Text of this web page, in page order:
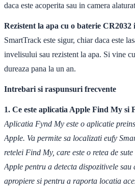
daca este acoperita sau in camera
Rezistent la apa cu o baterie CR2032
SmartTrack este sigur, chiar daca este
invelisului sau rezistent la apa. Si vine
dureaza pana la un an.
Intrebari si raspunsuri frecvente
1. Ce este aplicatia Apple Find My si
Aplicatia Fynd My este o aplicatie
Apple. Va permite sa localizati eufy
retelei Find My, care este o retea de
Apple pentru a detecta dispozitivele
apropiere si pentru a raporta locatia